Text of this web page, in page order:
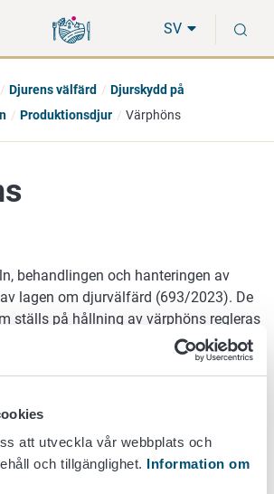
att utveckla vår webbplats och
och tillgänglighet. Information om
direkt
till
på
hela
SV
Djurens välfärd
Djurskydd på
Produktionsdjur Värphöns
behandlingen och hanteringen av
lagen om djurvälfärd (693/2023). De
ställs på hållning av värphöns regleras
förordning om skydd av höns. I
bland annat detaljerade krav på
av värphöns.